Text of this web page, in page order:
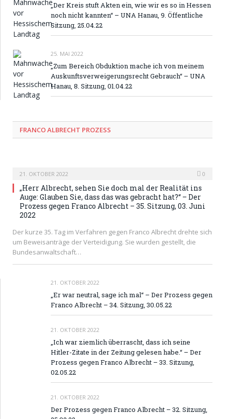
„Der Kreis stuft Akten ein, wie wir es so in Hessen
noch nicht kannten“ – UNA Hanau, 9. Öffentliche
Sitzung, 25.04.22
25. MAI 2022
„Zum Bereich Obduktion mache ich von meinem
Auskunftsverweigerungsrecht Gebrauch“ – UNA
Hanau, 8. Sitzung, 01.04.22
FRANCO ALBRECHT PROZESS
21. OKTOBER 2022 0
„Herr Albrecht, sehen Sie doch mal der Realität ins
Auge: Glauben Sie, dass das was gebracht hat?“ – Der
Prozess gegen Franco Albrecht – 35. Sitzung, 03. Juni
2022
Der kurze 35. Tag im Verfahren gegen Franco Albrecht drehte sich
um Beweisanträge der Verteidigung. Sie wurden gestellt, die
Bundesanwaltschaft…
21. OKTOBER 2022
„Er war neutral, sage ich mal“ – Der Prozess gegen
Franco Albrecht – 34. Sitzung, 30.05.22
21. OKTOBER 2022
„Ich war ziemlich überrascht, dass ich seine
Hitler-Zitate in der Zeitung gelesen habe.“ – Der
Prozess gegen Franco Albrecht – 33. Sitzung,
02.05.22
21. OKTOBER 2022
Der Prozess gegen Franco Albrecht – 32. Sitzung,